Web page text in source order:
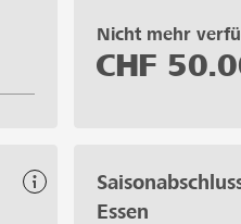
Nicht mehr
CHF
Essen